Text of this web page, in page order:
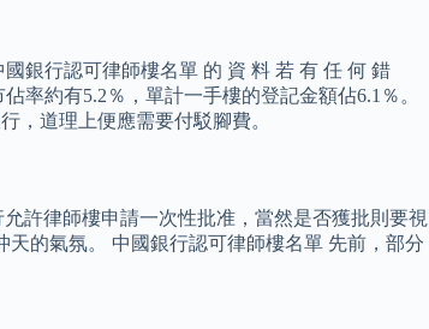
銀行認可律師樓名單 的 資 料 若 有 任 何 錯
率約有5.2％，單計一手樓的登記金額佔6.1％。
，道理上便應需要付駁腳費。
許律師樓申請一次性批准，當然是否獲批則要視
的氣氛。 中國銀行認可律師樓名單 先前，部分